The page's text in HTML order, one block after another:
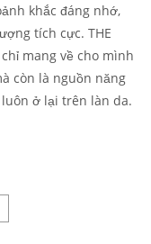
khắc đáng nhớ,
tích cực. THE
mang về cho mình
còn là nguồn năng
ở lại trên làn da.